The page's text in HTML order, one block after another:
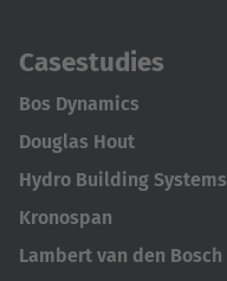
Casestudies
Bos Dynamics
Douglas Hout
Hydro Building Systems
Kronospan
Lambert van den Bosch